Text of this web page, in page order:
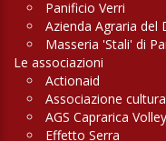
Panificio Verri
Azienda Agraria del
Masseria 'Stali' di
Le associazioni
Actionaid
Associazione
AGS Caprarica Volley
Effetto Serra